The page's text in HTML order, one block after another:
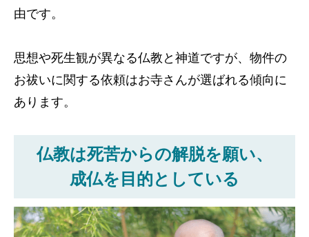
由です。
思想や死生観が異なる仏教と神道ですが、物件の
お祓いに関する依頼はお寺さんが選ばれる傾向に
あります。
仏教は死苦からの解脱を願い、
成仏を目的としている